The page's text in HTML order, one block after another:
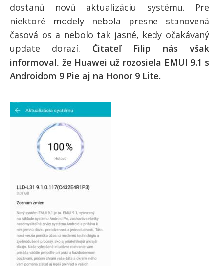
dostanú novú aktualizáciu systému. Pre
niektoré modely nebola presne stanovená
časová os a nebolo tak jasné, kedy očakávaný
update dorazí. Čitateľ Filip nás však
informoval, že Huawei už rozosiela EMUI 9.1 s
Androidom 9 Pie aj na Honor 9 Lite.